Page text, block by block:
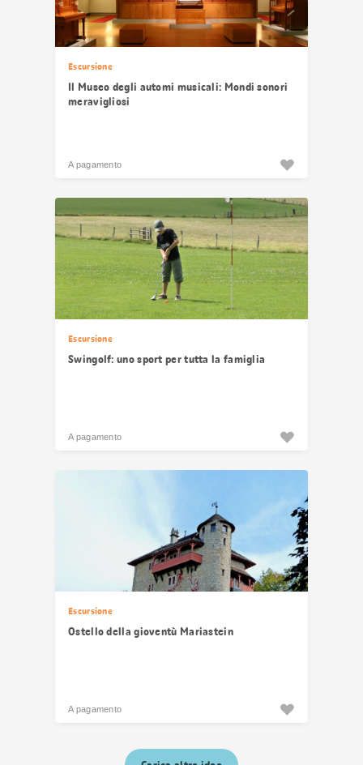
Escursione
Il Museo degli automi musicali: Mondi sonori
meravigliosi
A pagamento
Escursione
Swingolf: uno sport per tutta la famiglia
A pagamento
Escursione
Ostello della gioventù Mariastein
A pagamento